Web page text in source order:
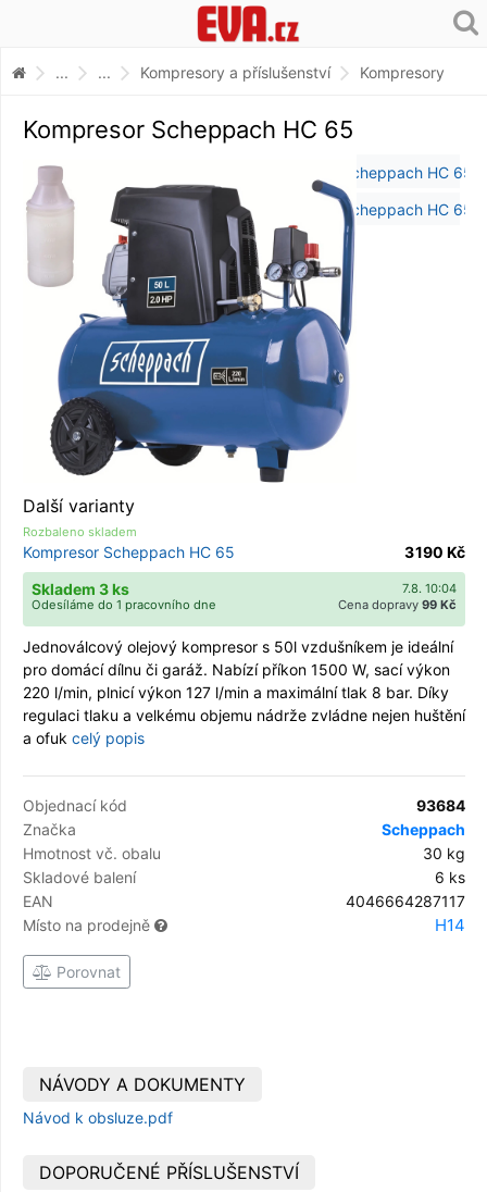
... ... Kompresory a příslušenství Kompresory
Kompresor Scheppach HC 65
Další varianty
Rozbaleno skladem
3 190 Kč
Kompresor Scheppach HC 65
7.8. 10:04
Skladem 3 ks
Cena dopravy 99 Kč
Odesíláme do 1 pracovního dne
Jednoválcový olejový kompresor s 50l vzdušníkem je ideální
pro domácí dílnu či garáž. Nabízí příkon 1500 W, sací výkon
220 l/min, plnicí výkon 127 l/min a maximální tlak 8 bar. Díky
regulaci tlaku a velkému objemu nádrže zvládne nejen huštění
a ofuk celý popis
Objednací kód
93684
Značka
Scheppach
Hmotnost vč. obalu
30 kg
Skladové balení
6 ks
EAN
4046664287117
Místo na prodejně
H14
Porovnat
NÁVODY A DOKUMENTY
Návod k obsluze.pdf
DOPORUČENÉ PŘÍSLUŠENSTVÍ